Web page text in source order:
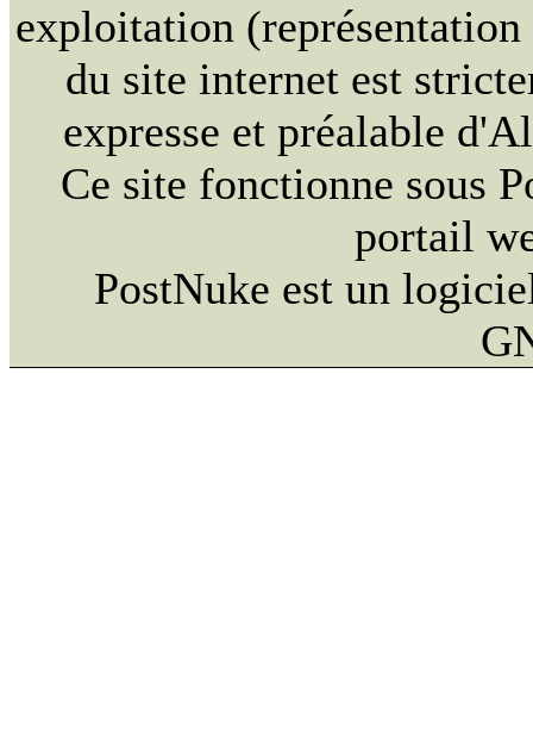
exploitation
du site internet est
expresse et préalable
Ce site fonctionne sous
portail
PostNuke est un